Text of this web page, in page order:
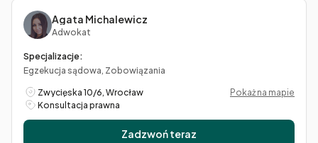
Agata Michalewicz
Adwokat
Specjalizacje:
Egzekucja sądowa, Zobowiązania
Zwycięska 10/6, Wrocław
Pokaż na mapie
Konsultacja prawna
Zadzwoń teraz